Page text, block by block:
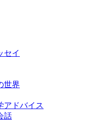
セイ
世界
アドバイス
話